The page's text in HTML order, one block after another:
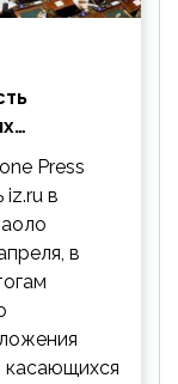
Press
в
в
касающихся